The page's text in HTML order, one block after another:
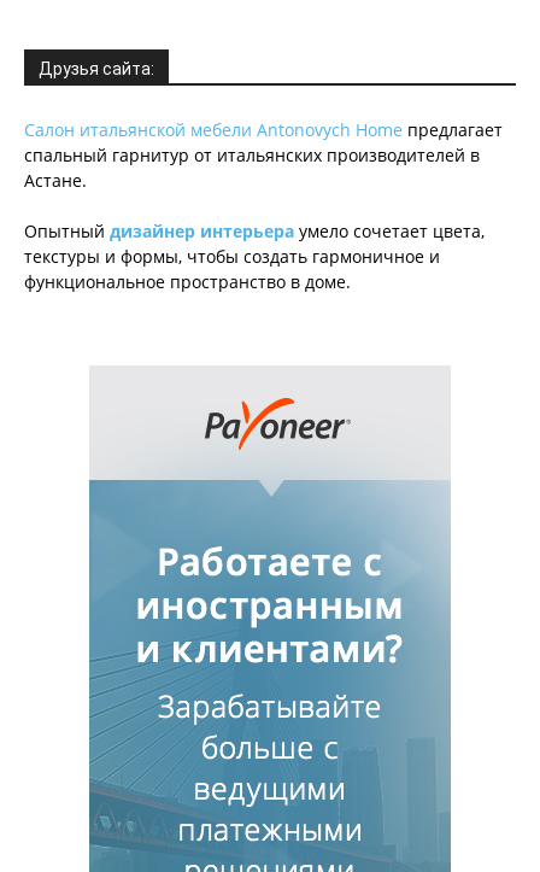
Друзья сайта:
Салон итальянской мебели Antonovych Home предлагает
спальный гарнитур от итальянских производителей в
Астане.
Опытный дизайнер интерьера умело сочетает цвета,
текстуры и формы, чтобы создать гармоничное и
функциональное пространство в доме.